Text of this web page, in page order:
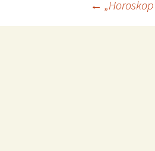
Nawigacja
←